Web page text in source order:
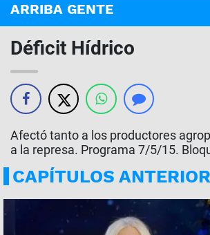
ARRIBA GENTE
Déficit Hídrico
Afectó tanto a los productores
a la represa. Programa 7/5/15.
CAPÍTULOS